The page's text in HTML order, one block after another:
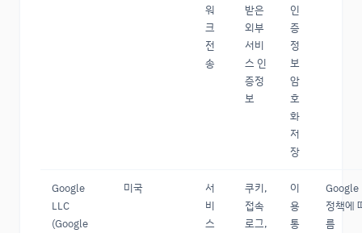
워
크
전
송
받은
외부
서비
스 인
증정
보
인
증
정
보
암
호
화
저
장
Google
LLC
(Google
미국
서
비
스
쿠키,
접속
로그,
이
용
통
Google
정책에
름